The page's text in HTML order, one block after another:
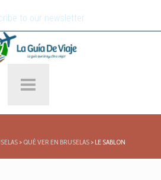
to our newsletter
> QUÉ VER EN BRUSELAS> LE SABLON